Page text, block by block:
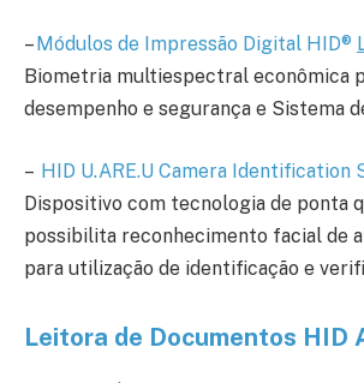
– Módulos de Impressão Digital HID®
Biometria multiespectral econômica
desempenho e segurança e Sistema
– HID U.ARE.U Camera Identification
Dispositivo com tecnologia de ponta
possibilita reconhecimento facial de
para utilização de identificação e
Leitora de Documentos HID